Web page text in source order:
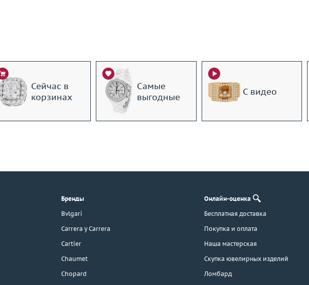
Сейчас в
корзинах
Самые
выгодные
С видео
Бренды
Bvlgari
Carrera y Carrera
Cartier
Chaumet
Chopard
Онлайн-оценка
Бесплатная доставка
Покупка и оплата
Наша мастерская
Скупка ювелирных изделий
Ломбард